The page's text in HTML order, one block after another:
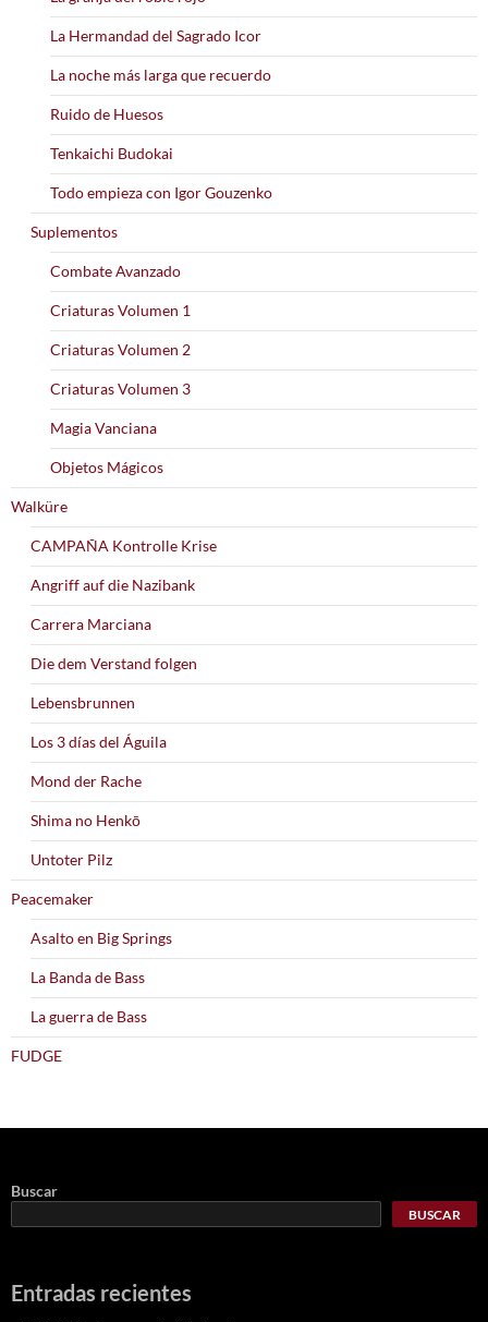
La Hermandad del Sagrado Icor
La noche más larga que recuerdo
Ruido de Huesos
Tenkaichi Budokai
Todo empieza con Igor Gouzenko
Suplementos
Combate Avanzado
Criaturas Volumen 1
Criaturas Volumen 2
Criaturas Volumen 3
Magia Vanciana
Objetos Mágicos
Walküre
CAMPAÑA Kontrolle Krise
Angriff auf die Nazibank
Carrera Marciana
Die dem Verstand folgen
Lebensbrunnen
Los 3 días del Águila
Mond der Rache
Shima no Henkō
Untoter Pilz
Peacemaker
Asalto en Big Springs
La Banda de Bass
La guerra de Bass
FUDGE
Buscar
BUSCAR
Entradas recientes